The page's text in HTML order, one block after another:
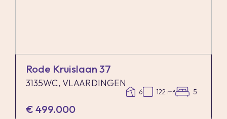
Rode Kruislaan 37
3135WC, VLAARDINGEN
6 122 m² 5
€ 499.000